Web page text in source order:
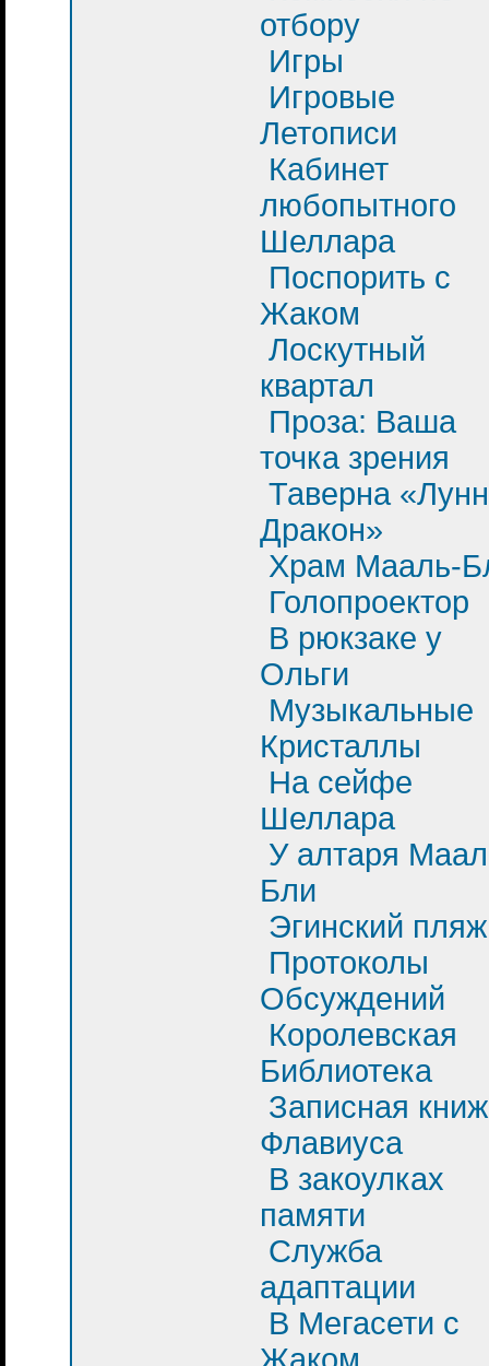
отбору
Игры
Игровые
Летописи
Кабинет
любопытного
Шеллара
Поспорить с
Жаком
Лоскутный
квартал
Проза: Ваша
точка зрения
Таверна
Дракон»
Храм Мааль-
Голопроектор
В рюкзаке у
Ольги
Музыкальные
Кристаллы
На сейфе
Шеллара
У алтаря
Бли
Эгинский пляж
Протоколы
Обсуждений
Королевская
Библиотека
Записная
Флавиуса
В закоулках
памяти
Служба
адаптации
В Мегасети с
Жаком